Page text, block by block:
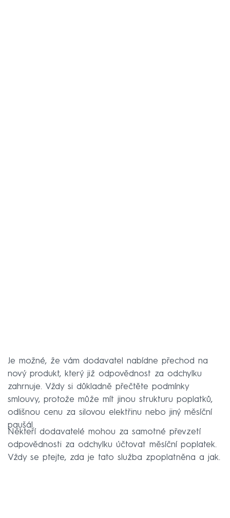
Je možné, že vám dodavatel nabídne přechod na
nový produkt, který již odpovědnost za odchylku
zahrnuje. Vždy si důkladně přečtěte podmínky
smlouvy, protože může mít jinou strukturu poplatků,
odlišnou cenu za silovou elektřinu nebo jiný měsíční
paušál.
Někteří dodavatelé mohou za samotné převzetí
odpovědnosti za odchylku účtovat měsíční poplatek.
Vždy se ptejte, zda je tato služba zpoplatněna a jak.